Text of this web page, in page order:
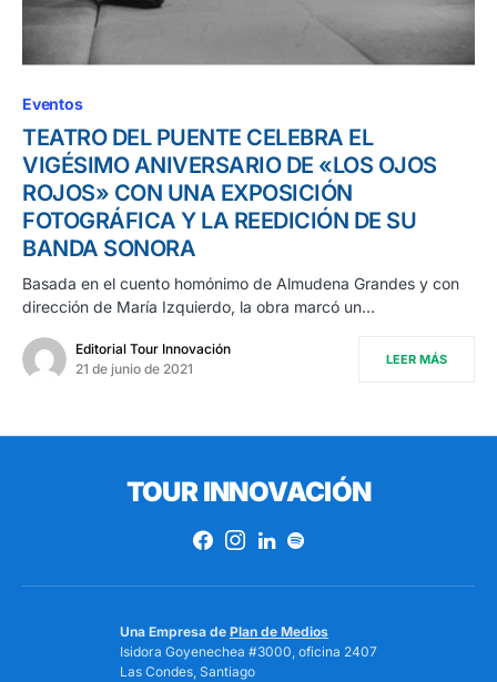
Eventos
TEATRO DEL PUENTE CELEBRA EL
VIGÉSIMO ANIVERSARIO DE «LOS OJOS
ROJOS» CON UNA EXPOSICIÓN
FOTOGRÁFICA Y LA REEDICIÓN DE SU
BANDA SONORA
Basada en el cuento homónimo de Almudena Grandes y con
dirección de María Izquierdo, la obra marcó un…
Editorial Tour Innovación
21 de junio de 2021
LEER MÁS
TOUR INNOVACIÓN
Una Empresa de Plan de Medios
Isidora Goyenechea #3000, oficina 2407
Las Condes, Santiago